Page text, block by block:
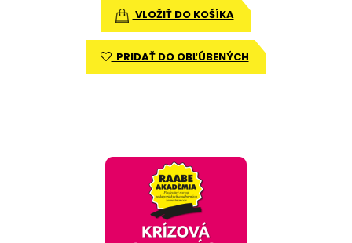
VLOŽIŤ DO KOŠÍKA
PRIDAŤ DO OBĽÚBENÝCH